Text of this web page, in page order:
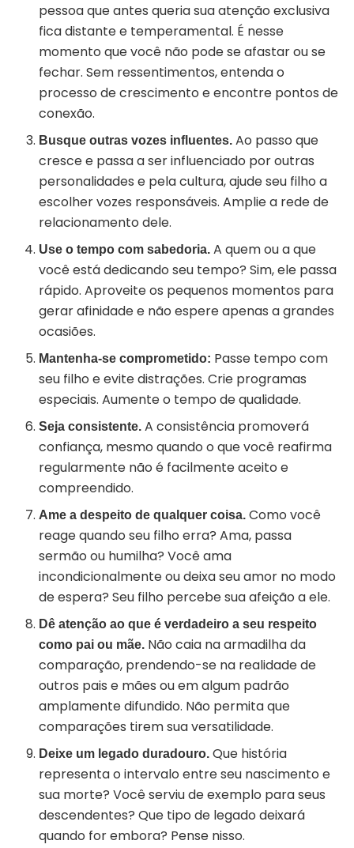
pessoa que antes queria sua atenção exclusiva
fica distante e temperamental. É nesse
momento que você não pode se afastar ou se
fechar. Sem ressentimentos, entenda o
processo de crescimento e encontre pontos de
conexão.
Busque outras vozes influentes. Ao passo que
cresce e passa a ser influenciado por outras
personalidades e pela cultura, ajude seu filho a
escolher vozes responsáveis. Amplie a rede de
relacionamento dele.
Use o tempo com sabedoria. A quem ou a que
você está dedicando seu tempo? Sim, ele passa
rápido. Aproveite os pequenos momentos para
gerar afinidade e não espere apenas a grandes
ocasiões.
Mantenha-se comprometido: Passe tempo com
seu filho e evite distrações. Crie programas
especiais. Aumente o tempo de qualidade.
Seja consistente. A consistência promoverá
confiança, mesmo quando o que você reafirma
regularmente não é facilmente aceito e
compreendido.
Ame a despeito de qualquer coisa. Como você
reage quando seu filho erra? Ama, passa
sermão ou humilha? Você ama
incondicionalmente ou deixa seu amor no modo
de espera? Seu filho percebe sua afeição a ele.
Dê atenção ao que é verdadeiro a seu respeito
como pai ou mãe. Não caia na armadilha da
comparação, prendendo-se na realidade de
outros pais e mães ou em algum padrão
amplamente difundido. Não permita que
comparações tirem sua versatilidade.
Deixe um legado duradouro. Que história
representa o intervalo entre seu nascimento e
sua morte? Você serviu de exemplo para seus
descendentes? Que tipo de legado deixará
quando for embora? Pense nisso.